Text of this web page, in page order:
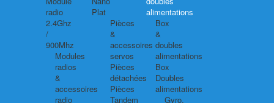
radio
2.4Ghz
/
900Mhz
Modules
radios
&
accessoires
radio
Plat
Pièces
&
accessoires
servos
Pièces
détachées
Pièces
Tandem
alimentations
Box
&
doubles
alimentations
Box
Doubles
alimentations
Gyro,